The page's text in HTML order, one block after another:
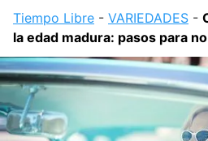
Tiempo Libre - VARIEDADES -
la edad madura: pasos para